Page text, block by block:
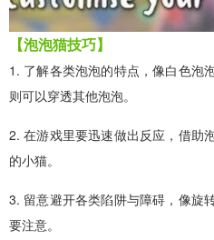
【泡泡猫技巧】
1. 了解各类泡泡的特点，像白色泡
则可以穿透其他泡泡。
2. 在游戏里要迅速做出反应，借助
的小猫。
3. 留意避开各类陷阱与障碍，像旋
要注意。